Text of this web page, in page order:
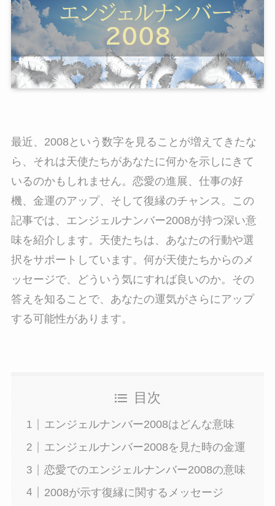
最近、2008という数字を見ることが増えてきたな
ら、それは天使たちがあなたに何かを示しにきて
いるのかもしれません。恋愛の進展、仕事の好
機、金運のアップ、そして復縁のチャンス。この
記事では、エンジェルナンバー2008が持つ深い意
味を紹介します。天使たちは、あなたの行動や選
択をサポートしています。何が天使たちからのメ
ッセージで、どういう気にすれば良いのか。その
答えを知ることで、あなたの運気がさらにアップ
する可能性があります。
目次
エンジェルナンバー2008はどんな意味
エンジェルナンバー2008を見た時の金運
恋愛でのエンジェルナンバー2008の意味
2008が示す復縁に関するメッセージ